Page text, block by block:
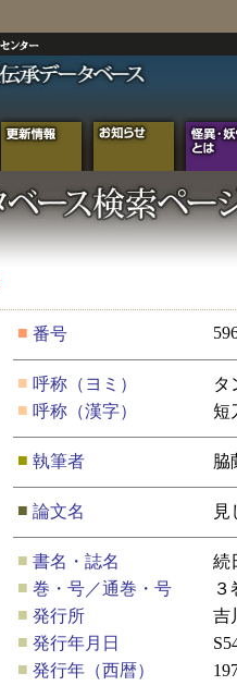
■ 番号
■ 呼称（ヨミ）
タ
■ 呼称（漢字） 短
■ 執筆者 脇
■ 論文名 見
■ 書名・誌名
続
■ 巻・号／通巻・号
３
■ 発行所
吉
■ 発行年月日
■ 発行年（西暦）